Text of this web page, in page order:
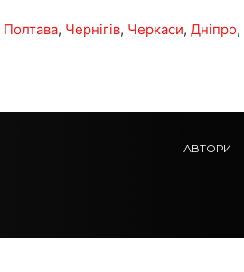
Полтава, Чернігів, Черкаси, Дніпро,
АВТОРИ